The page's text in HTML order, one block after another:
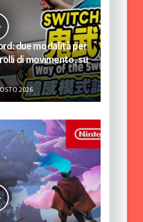
due modalità per
di movimento, su
2026